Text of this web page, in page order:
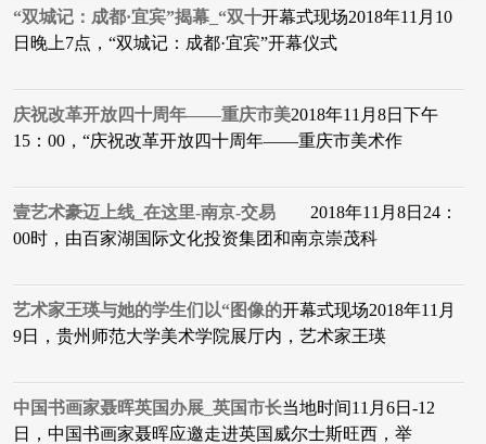
“双城记：成都·宜宾”揭幕_“双十开幕式现场2018年11月10
日晚上7点，“双城记：成都·宜宾”开幕仪式
庆祝改革开放四十周年——重庆市美2018年11月8日下午
15：00，“庆祝改革开放四十周年——重庆市美术作
壹艺术豪迈上线_在这里-南京-交易 2018年11月8日24：
00时，由百家湖国际文化投资集团和南京崇茂科
艺术家王瑛与她的学生们以“图像的开幕式现场2018年11月
9日，贵州师范大学美术学院展厅内，艺术家王瑛
中国书画家聂晖英国办展_英国市长当地时间11月6日-12
日，中国书画家聂晖应邀走进英国威尔士斯旺西，举